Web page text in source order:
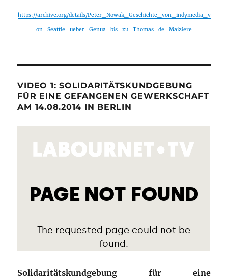
https://archive.org/details/Peter_Nowak_Geschichte_von_indymedia_v
on_Seattle_ueber_Genua_bis_zu_Thomas_de_Maiziere
VIDEO 1: SOLIDARITÄTSKUNDGEBUNG
FÜR EINE GEFANGENEN GEWERKSCHAFT
AM 14.08.2014 IN BERLIN
Solidaritätskundgebung für eine